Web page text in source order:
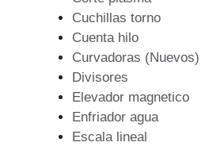
Cuchillas torno
Cuenta hilo
Curvadoras (Nuevos)
Divisores
Elevador magnetico
Enfriador agua
Escala lineal